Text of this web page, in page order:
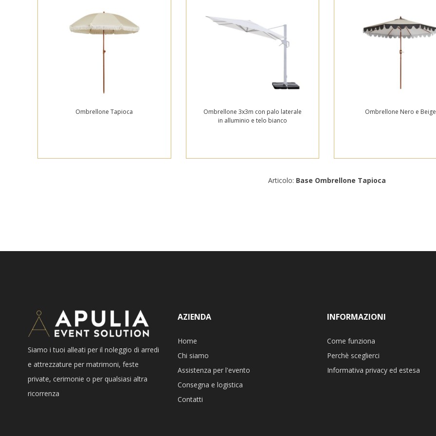
Ombrellone Tapioca
Ombrellone 3x3m con palo laterale
in alluminio e telo bianco
Ombrellone Nero e Beige
Articolo: Base Ombrellone Tapioca
Siamo i tuoi alleati per il noleggio di arredi
e attrezzature per matrimoni, feste
private, cerimonie o per qualsiasi altra
ricorrenza
AZIENDA
Home
Chi siamo
Assistenza per l'evento
Consegna e logistica
Contatti
INFORMAZIONI
Come funziona
Perchè sceglierci
Informativa privacy ed estesa